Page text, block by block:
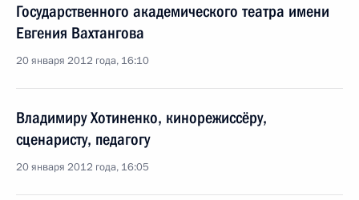
Государственного академического театра имени
Евгения Вахтангова
20 января 2012 года, 16:10
Владимиру Хотиненко, кинорежиссёру,
сценаристу, педагогу
20 января 2012 года, 16:05